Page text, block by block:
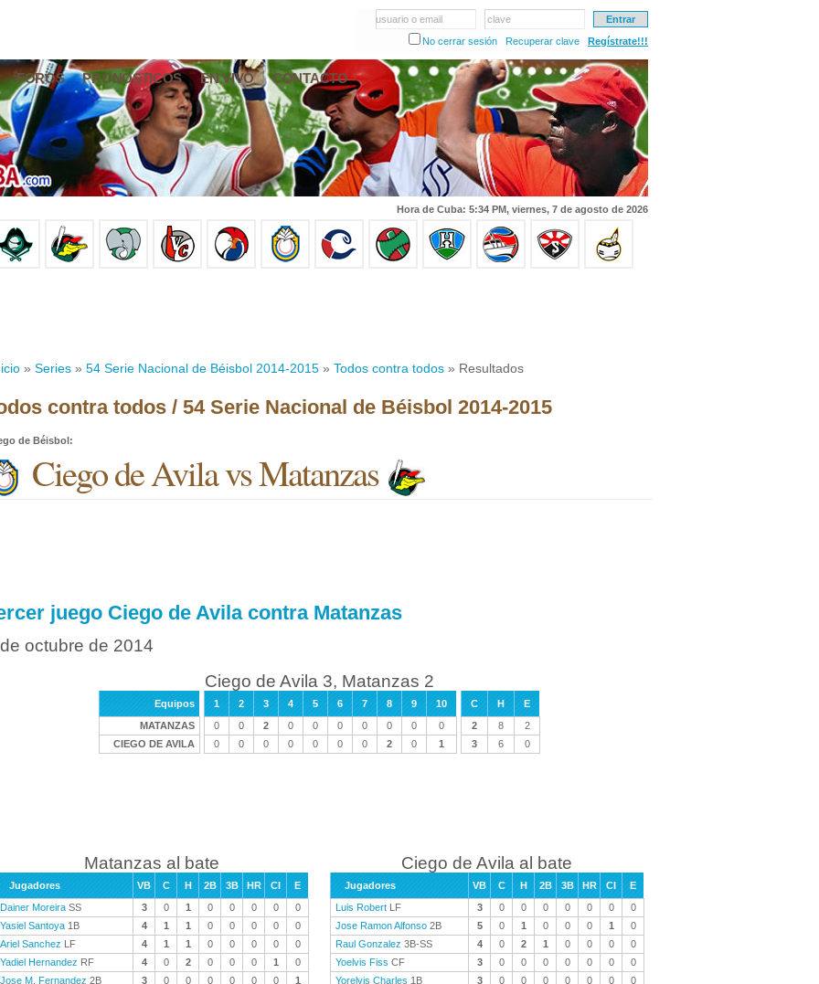
usuario o email
clave
No cerrar sesión
Recuperar clave Regístrate!!!
FOROS PRONÓSTICOS EN VIVO CONTACTO
Hora de Cuba: 5:34 PM, viernes, 7 de agosto de 2026
» Series » 54 Serie Nacional de Béisbol 2014-2015 » Todos contra todos » Resultados
contra todos / 54 Serie Nacional de Béisbol 2014-2015
de Béisbol:
Ciego de Avila vs Matanzas
juego Ciego de Avila contra Matanzas
octubre de 2014
Ciego de Avila 3, Matanzas 2
Equipos 1 2 3 4 5 6 7 8 9 10 C H
E
MATANZAS
0 0 2 0 0 0 0 0 0 0 2 8
2
CIEGO DE AVILA
0 0 0 0 0 0 0 2 0 1 3 6 0
Matanzas al bate
Jugadores VB C H 2B 3B HR CI
E
Dainer Moreira SS 3 0 1 0 0 0 0
0
Yasiel Santoya 1B 4 1 1 0 0 0 0
0
Ariel Sanchez LF 4 1 1 0 0 0 0
0
Yadiel Hernandez RF 4 0 2 0 0 0 1
0
Jose M. Fernandez 2B 3 0 0 0 0 0 0
1
Ciego de Avila al bate
Jugadores VB C H 2B 3B HR CI
E
Luis Robert LF 3 0 0 0 0 0 0
0
Jose Ramon Alfonso 2B 5 0 1 0 0 0 1
0
Raul Gonzalez 3B-SS 4 0 2 1 0 0 0
0
Yoelvis Fiss CF 3 0 0 0 0 0 0
0
Yorelvis Charles 1B 3 0 0 0 0 0 0
0